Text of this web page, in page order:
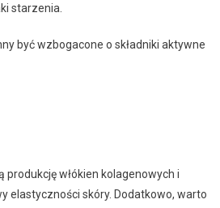
starzenia.
być wzbogacone o składniki aktywne
włókien kolagenowych i
elastyczności skóry. Dodatkowo, warto